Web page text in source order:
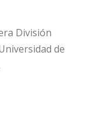
División
de